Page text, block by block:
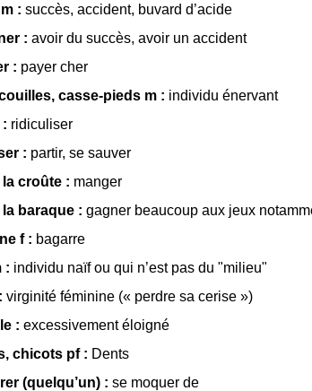
: succès, accident, buvard d’acide
: avoir du succès, avoir un accident
: payer cher
casse-pieds m : individu énervant
ridiculiser
: partir, se sauver
croûte : manger
baraque : gagner beaucoup aux jeux
f : bagarre
: individu naïf ou qui n’est pas du "milieu"
virginité féminine (« perdre sa cerise »)
: excessivement éloigné
chicots pf : Dents
(quelqu’un) : se moquer de